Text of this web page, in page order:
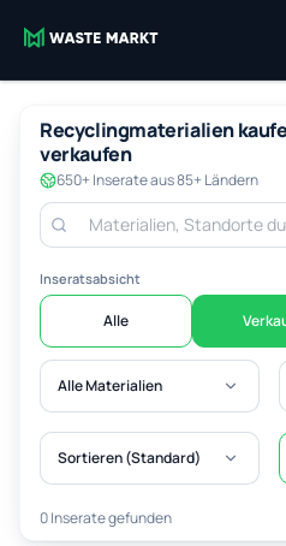
Recyclingmaterialien
verkaufen
650+ Inserate aus 85+ Ländern
Inseratsabsicht
Alle
Alle Materialien
Sortieren (Standard)
0 Inserate gefunden